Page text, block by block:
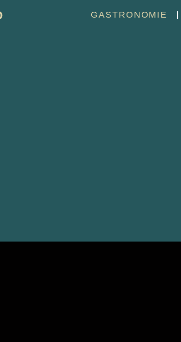
GASTRONOMIE